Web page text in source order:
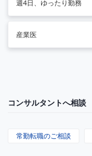
週4日、ゆったり勤務
産業医
コンサルタントへ相談
常勤転職のご相談